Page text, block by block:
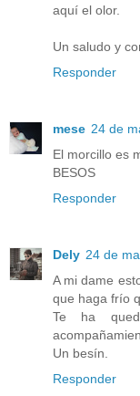
aquí el olor.
Un saludo y
Responder
mese 24 de
El morcillo es
BESOS
Responder
Dely 24 de
A mi dame
que haga frío
Te ha
Un besín.
Responder